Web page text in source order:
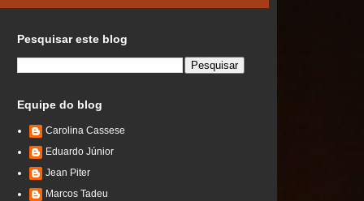
Pesquisar este blog
Equipe do blog
Carolina Cassese
Eduardo Júnior
Jean Piter
Marcos Tadeu